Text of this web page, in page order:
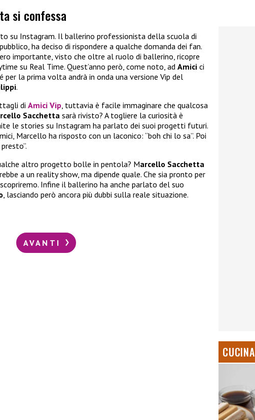
si confessa
su Instagram. Il ballerino professionista della scuola di
ha deciso di rispondere a qualche domanda dei fan.
importante, visto che oltre al ruolo di ballerino, ricopre
su Real Time. Quest’anno però, come noto, ad Amici ci
per la prima volta andrà in onda una versione Vip del
.
di Amici Vip, tuttavia è facile immaginare che qualcosa
Sacchettasarà rivisto? A togliere la curiosità è
le stories su Instagram ha parlato dei suoi progetti futuri.
Marcello ha risposto con un laconico: “boh chi lo sa”. Poi
altro progetto bolle in pentola? Marcello Sacchetta
a un reality show, ma dipende quale. Che sia pronto per
Infine il ballerino ha anche parlato del suo
, lasciando però ancora più dubbi sulla reale situazione.
AVANTI
CUCINA